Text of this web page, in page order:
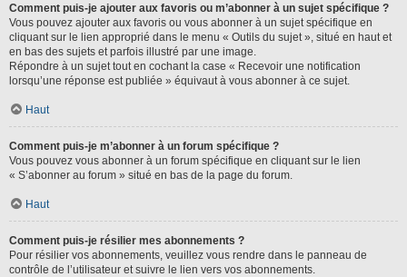
Comment puis-je ajouter aux favoris ou m’abonner à un sujet spécifique ?
Vous pouvez ajouter aux favoris ou vous abonner à un sujet spécifique en
cliquant sur le lien approprié dans le menu « Outils du sujet », situé en haut et
en bas des sujets et parfois illustré par une image.
Répondre à un sujet tout en cochant la case « Recevoir une notification
lorsqu’une réponse est publiée » équivaut à vous abonner à ce sujet.
Haut
Comment puis-je m’abonner à un forum spécifique ?
Vous pouvez vous abonner à un forum spécifique en cliquant sur le lien
« S’abonner au forum » situé en bas de la page du forum.
Haut
Comment puis-je résilier mes abonnements ?
Pour résilier vos abonnements, veuillez vous rendre dans le panneau de
contrôle de l’utilisateur et suivre le lien vers vos abonnements.